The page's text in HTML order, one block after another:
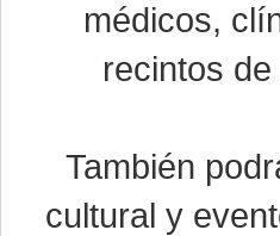
médicos,
recintos
También
cultural y